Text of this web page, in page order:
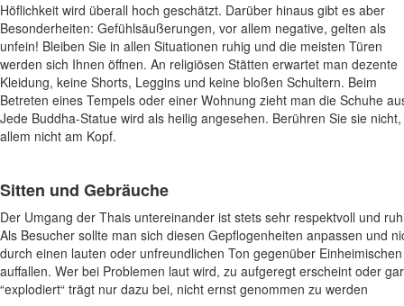
Höflichkeit wird überall hoch geschätzt. Darüber hinaus gibt es aber
Besonderheiten: Gefühlsäußerungen, vor allem negative, gelten als
unfein! Bleiben Sie in allen Situationen ruhig und die meisten Türen
werden sich Ihnen öffnen. An religiösen Stätten erwartet man dezente
Kleidung, keine Shorts, Leggins und keine bloßen Schultern. Beim
Betreten eines Tempels oder einer Wohnung zieht man die Schuhe
Jede Buddha-Statue wird als heilig angesehen. Berühren Sie sie
allem nicht am Kopf.
Sitten und Gebräuche
Der Umgang der Thais untereinander ist stets sehr respektvoll und
Als Besucher sollte man sich diesen Gepflogenheiten anpassen und
durch einen lauten oder unfreundlichen Ton gegenüber Einheimischen
auffallen. Wer bei Problemen laut wird, zu aufgeregt erscheint oder gar
“explodiert“ trägt nur dazu bei, nicht ernst genommen zu werden